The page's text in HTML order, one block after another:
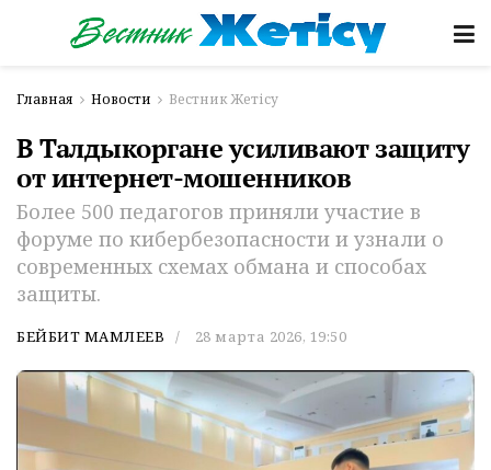
Главная Новости Вестник Жетісу
В Талдыкоргане усиливают защиту
от интернет-мошенников
Более 500 педагогов приняли участие в
форуме по кибербезопасности и узнали о
современных схемах обмана и способах
защиты.
БЕЙБИТ МАМЛЕЕВ 28 марта 2026, 19:50